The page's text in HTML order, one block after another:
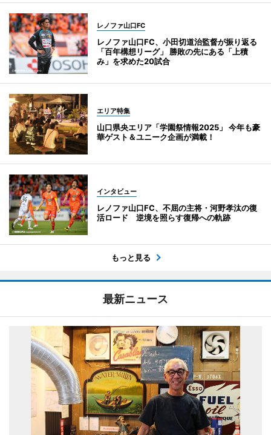
レノファ山口FC
レノファ山口FC、小田切道治監督が振り返る
「百年構想リーグ」 勝敗の先にある「上積
み」を求めた20試合
エリア特集
山口県央エリア「学園祭情報2025」 今年も豪
華ゲスト＆ユニーク企画が満載！
インタビュー
レノファ山口FC、不屈の主将・河野孝汰の復
活ロード 逆境を照らす復帰への軌跡
もっと見る
最新ニュース